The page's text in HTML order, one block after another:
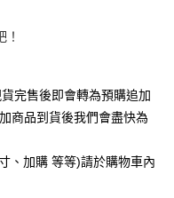
的支付方式。 讓您購物簡單
值。
帳。
完售後即會轉為預購追加
商品到貨後我們會盡快為
、加購 等等)請於購物車內